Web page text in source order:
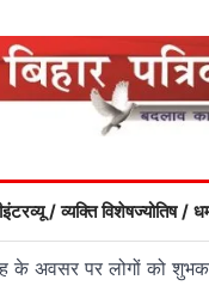
इंटरव्यू / व्यक्ति विशेषज्योतिष /
अवसर पर लोगों को